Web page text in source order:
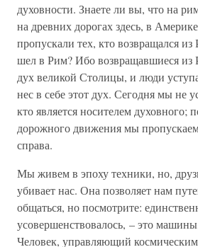
духовности. Знаете ли вы, что на
на древних дорогах здесь, в
пропускали тех, кто возвращался из
шел в Рим? Ибо возвращавшиеся из
дух великой Столицы, и люди
нес в себе этот дух. Сегодня мы не
кто является носителем духовного;
дорожного движения мы
справа.
Мы живем в эпоху техники, но,
убивает нас. Она позволяет нам
общаться, но посмотрите:
усовершенствовалось, – это
Человек, управляющий